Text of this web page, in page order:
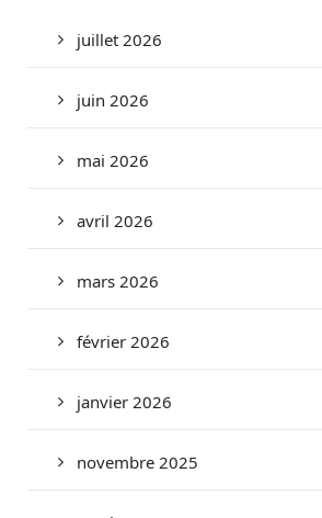
juillet 2026
juin 2026
mai 2026
avril 2026
mars 2026
février 2026
janvier 2026
novembre 2025